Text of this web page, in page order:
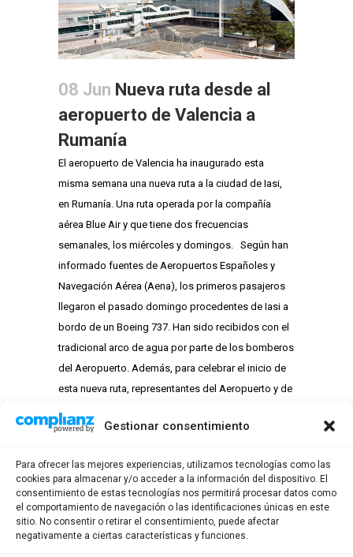
Gestionar consentimiento
Para ofrecer las mejores experiencias, utilizamos tecnologías como las
cookies para almacenar y/o acceder a la información del dispositivo. El
consentimiento de estas tecnologías nos permitirá procesar datos como
el comportamiento de navegación o las identificaciones únicas en este
sitio. No consentir o retirar el consentimiento, puede afectar
negativamente a ciertas características y funciones.
08 Jun Nueva ruta desde al
aeropuerto de Valencia a
Rumanía
El aeropuerto de Valencia ha inaugurado esta
misma semana una nueva ruta a la ciudad de Iasi,
en Rumanía. Una ruta operada por la compañía
aérea Blue Air y que tiene dos frecuencias
semanales, los miércoles y domingos. Según han
informado fuentes de Aeropuertos Españoles y
Navegación Aérea (Aena), los primeros pasajeros
llegaron el pasado domingo procedentes de Iasi a
bordo de un Boeing 737. Han sido recibidos con el
tradicional arco de agua por parte de los bomberos
del Aeropuerto. Además, para celebrar el inicio de
esta nueva ruta, representantes del Aeropuerto y de
del vuelo, han cortado una tarta conmemorativa que